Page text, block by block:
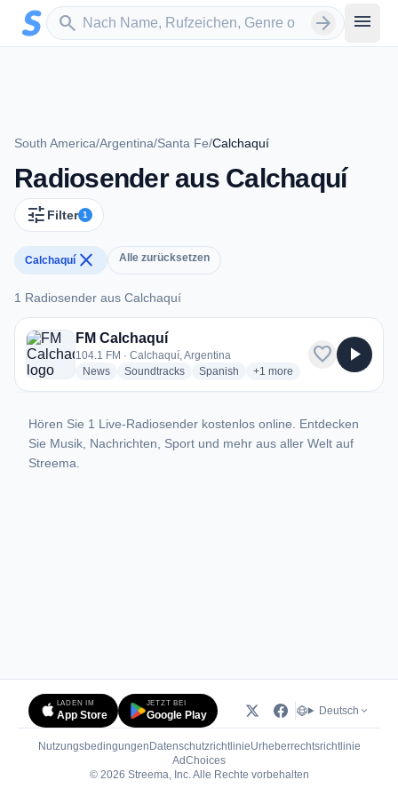
Zum Hauptinhalt springen
search
Sender suchen arrow_forward menu
South America/Argentina/Santa Fe/Calchaquí
Radiosender aus Calchaquí
tune Filter 1
Calchaquíclose Alle zurücksetzen
1 Radiosender aus Calchaquí
1 Radiosender aus Calchaquí
FM Calchaquí
104.1 FM · Calchaquí, Argentina
Newsradio stations
Soundtracksradio stations
Spanish radio stations
+1 more genres for FM
more
favorite play_arrow
Hören Sie 1 Live-Radiosender kostenlos online. Entdecken
Sie Musik, Nachrichten, Sport und mehr aus aller Welt auf
Streema.
LADEN IM
App Store
JETZT BEI
Google Play Deutsch
Nutzungsbedingungen DatenschutzrichtlinieUrheberrechtsrichtlinie
AdChoices(öffnet in neuem Tab)
© 2026 Streema, Inc. Alle Rechte vorbehalten